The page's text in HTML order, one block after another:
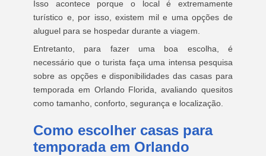
Isso acontece porque o local é extremamente
turístico e, por isso, existem mil e uma opções de
aluguel para se hospedar durante a viagem.
Entretanto, para fazer uma boa escolha, é
necessário que o turista faça uma intensa pesquisa
sobre as opções e disponibilidades das casas para
temporada em Orlando Florida, avaliando quesitos
como tamanho, conforto, segurança e localização.
Como escolher casas para
temporada em Orlando